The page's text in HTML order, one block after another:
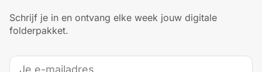
Schrijf je in en ontvang elke week jouw digitale
folderpakket.